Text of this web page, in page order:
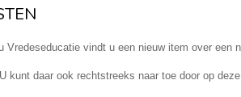
Vredeseducatie vindt u een nieuw item over een
U kunt daar ook rechtstreeks naar toe door op